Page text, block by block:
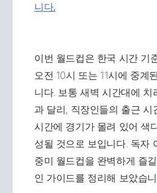
니다.
이번 월드컵은 한국 시간 기
오전 10시 또는 11시에 중계
니다. 보통 새벽 시간대에 치
과 달리, 직장인들의 출근 시
시간에 경기가 몰려 있어 색
성될 것으로 보입니다. 독자
중미 월드컵을 완벽하게 즐
인 가이드를 정리해 보았습